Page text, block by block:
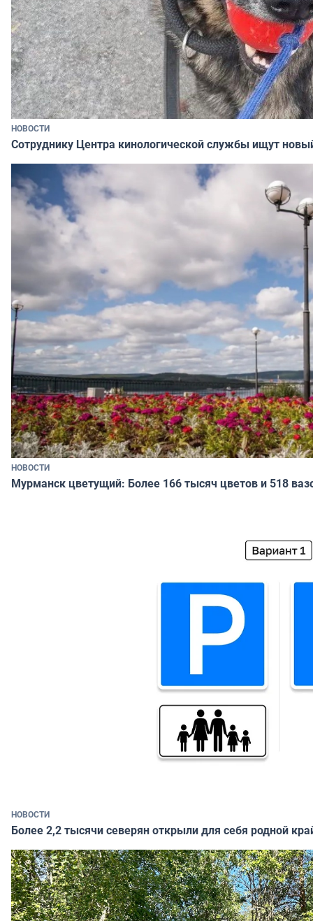
НОВОСТИ
Сотруднику Центра кинологической службы ищут
НОВОСТИ
Мурманск цветущий: Более 166 тысяч цветов и 518
НОВОСТИ
Более 2,2 тысячи северян открыли для себя родной